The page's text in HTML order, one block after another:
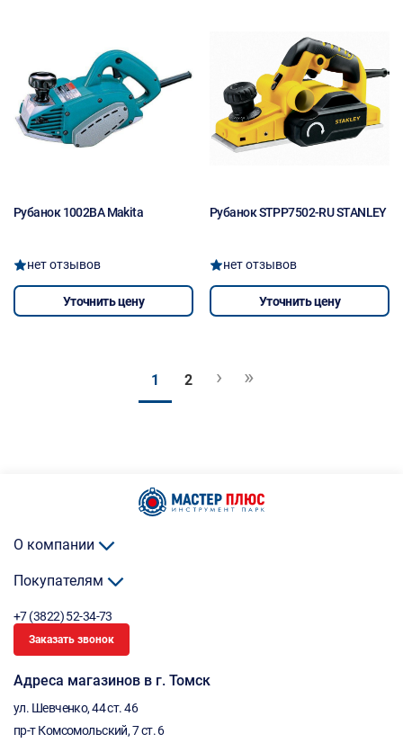
Рубанок 1002BA Makita
нет отзывов
Уточнить цену
Рубанок STPP7502-RU STANLEY
нет отзывов
Уточнить цену
1 2 › »
О компании
Покупателям
+7 (3822) 52-34-73
Заказать звонок
Адреса магазинов в г. Томск
ул. Шевченко, 44 ст. 46
пр-т Комсомольский, 7 ст. 6